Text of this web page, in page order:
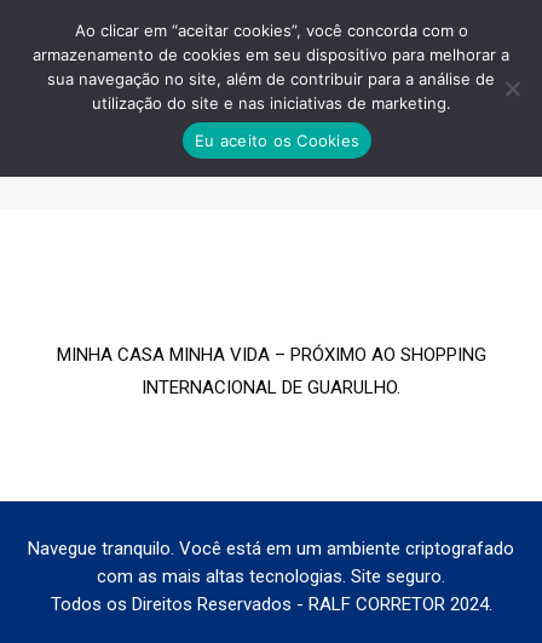
PATIO-GUARULHOS-MARO-
IMPLANTACAO
MINHA CASA MINHA VIDA – PRÓXIMO AO SHOPPING
INTERNACIONAL DE GUARULHO.
Navegue tranquilo. Você está em um ambiente criptografado
com as mais altas tecnologias. Site seguro.
Todos os Direitos Reservados - RALF CORRETOR 2024.
Ao clicar em “aceitar cookies”, você concorda com o
armazenamento de cookies em seu dispositivo para melhorar a
sua navegação no site, além de contribuir para a análise de
utilização do site e nas iniciativas de marketing.
Eu aceito os Cookies